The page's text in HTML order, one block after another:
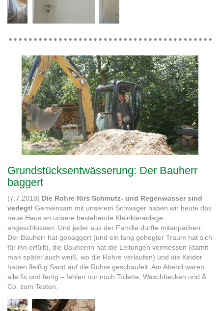
Grundstücksentwässerung: Der Bauherr
baggert
(7.7.2018) Die Rohre fürs Schmutz- und Regenwasser sind
verlegt! Gemeinsam mit unserem Schwager haben wir heute das
neue Haus an unsere bestehende Kleinkläranlage
angeschlossen. Und jeder aus der Familie durfte mitanpacken:
Der Bauherr hat gebaggert (und ein lang gehegter Traum hat sich
für ihn erfüllt), die Bauherrin hat die Leitungen vermessen (damit
man später auch weiß, wo die Rohre verlaufen) und die Kinder
haben fleißig Sand auf die Rohre geschaufelt. Am Abend waren
alle fix und fertig – fehlen nur noch Toilette, Waschbecken und &
Co. zum Testen.